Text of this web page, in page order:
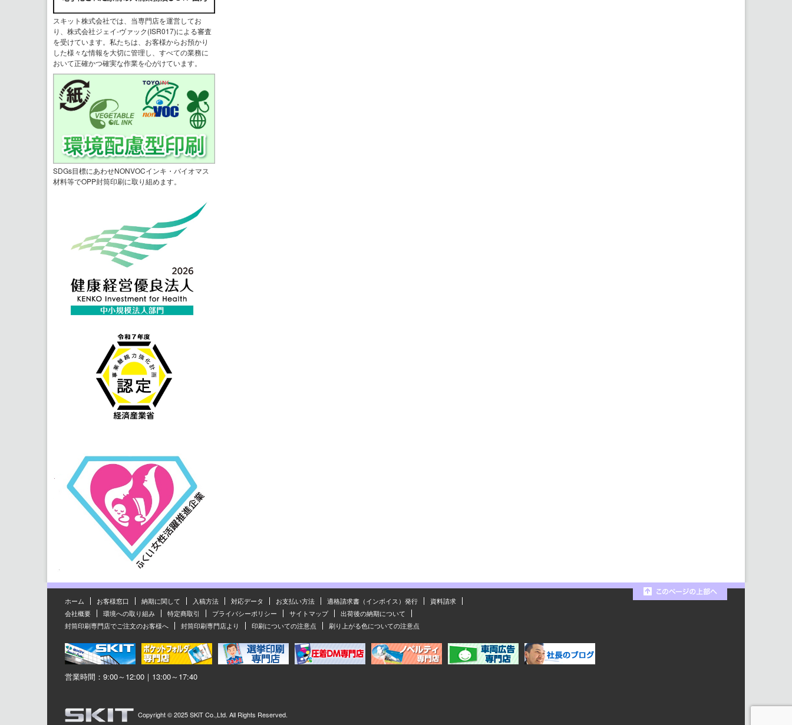
スキット株式会社では、当専門店を運営してお
り、株式会社ジェイ-ヴァック(ISR017)による審査
を受けています。私たちは、お客様からお預かり
した様々な情報を大切に管理し、すべての業務に
おいて正確かつ確実な作業を心がけています。
SDGs目標にあわせNONVOCインキ・バイオマス
材料等でOPP封筒印刷に取り組めます。
ホーム お客様窓口 納期に関して 入稿方法 対応データ お支払い方法 適格請求書（インボイス）発行
資料請求
会社概要
環境への取り組み 特定商取引 プライバシーポリシー サイトマップ
出荷後の納期について
封筒印刷専門店でご注文のお客様へ
封筒印刷専門店より 印刷についての注意点 刷り上がる色についての注意点
営業時間：9:00～12:00｜13:00～17:40
Copyright ©2025 SKiT Co.,Ltd. All Rights Reserved.